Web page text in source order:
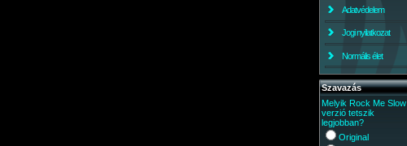
Adatvédelem
Jogi nyilatkozat
Normális élet
Szavazás
Melyik Rock Me Slow
verzió tetszik
legjobban?
Original